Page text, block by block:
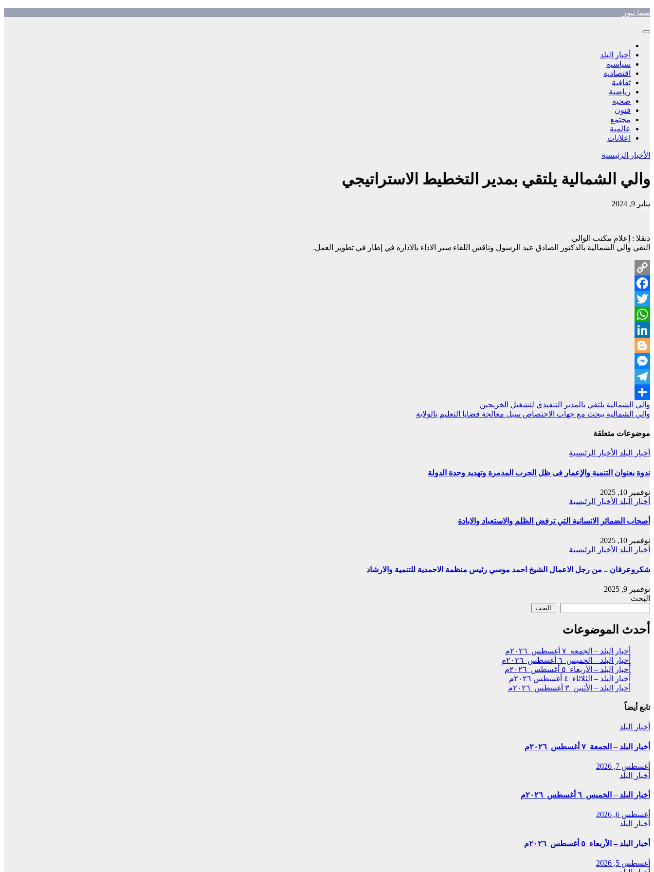
Skip
content
سما نيوز
أخبار البلد
سياسية
اقتصادية
ثقافية
رياضية
صحية
فنون
مجتمع
عالمية
اعلانات
الأخبار الرئيسية
والي الشمالية يلتقي بمدير التخطيط الاستراتيجي
يناير 9, 2024
دنقلا : إعلام مكتب الوالي
التقي والي الشمالية بالدكتور الصادق عبد الرسول وناقش اللقاء سير الاداء بالاداره في إطار في تطوير العمل.
Copy
Link
Facebook
Twitter
WhatsApp
LinkedIn
Blogger
Messenger
Telegram
Share
تصفّح
المقالات
والي الشمالية يلتقي بالمدير التنفيذي لتشغيل الخريجين
والي الشمالية يبحث مع جهات الاختصاص سبل معالجة قضايا التعليم بالولاية
موضوعات متعلقة
أخبار البلد الأخبار الرئيسية
ندوة بعنوان التنمية والإعمار فى ظل الحرب المدمرة وتهديد وحدة الدولة
نوفمبر 10, 2025
أخبار البلد الأخبار الرئيسية
أصحاب الضمائر الانسانية التي ترفض الظلم والاستعباد والابادة
نوفمبر 10, 2025
أخبار البلد الأخبار الرئيسية
شكروعرفان .. من رجل الاعمال الشيخ احمد موسي رئيس منظمة الاحمدية للتنمية والارشاد
نوفمبر 9, 2025
البحث
البحث
أحدث الموضوعات
أخبار البلد – الجمعة ٧ أغسطس ٢٠٢٦م
أخبار البلد – الخميس ٦ أغسطس ٢٠٢٦م
أخبار البلد – الأربعاء ٥ أغسطس ٢٠٢٦م
أخبار البلد – الثلاثاء ٤ أغسطس ٢٠٢٦م
أخبار البلد – الأثنين ٣ أغسطس ٢٠٢٦م
تابع أيضاً
أخبار البلد
أخبار البلد – الجمعة ٧ أغسطس ٢٠٢٦م
أغسطس 7, 2026
أخبار البلد
أخبار البلد – الخميس ٦ أغسطس ٢٠٢٦م
أغسطس 6, 2026
أخبار البلد
أخبار البلد – الأربعاء ٥ أغسطس ٢٠٢٦م
أغسطس 5, 2026